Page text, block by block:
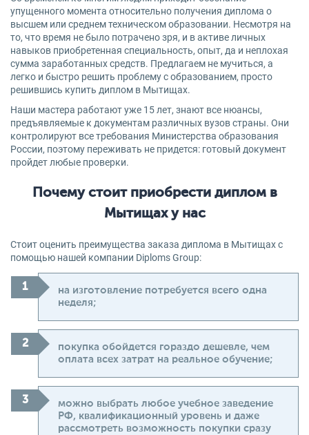
упущенного момента относительно получения диплома о
высшем или среднем техническом образовании. Несмотря на
то, что время не было потрачено зря, и в активе личных
навыков приобретенная специальность, опыт, да и неплохая
сумма заработанных средств. Предлагаем не мучиться, а
легко и быстро решить проблему с образованием, просто
решившись купить диплом в Мытищах.
Наши мастера работают уже 15 лет, знают все нюансы,
предъявляемые к документам различных вузов страны. Они
контролируют все требования Министерства образования
России, поэтому переживать не придется: готовый документ
пройдет любые проверки.
Почему стоит приобрести диплом в
Мытищах у нас
Стоит оценить преимущества заказа диплома в Мытищах с
помощью нашей компании Diploms Group:
на изготовление потребуется всего одна
неделя;
покупка обойдется гораздо дешевле, чем
оплата всех затрат на реальное обучение;
можно выбрать любое учебное заведение
РФ, квалификационный уровень и даже
рассмотреть возможность покупки сразу